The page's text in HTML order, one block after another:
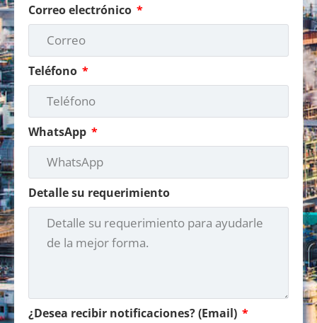
Correo electrónico
Teléfono
WhatsApp
Detalle su requerimiento
¿Desea recibir notificaciones? (Email)